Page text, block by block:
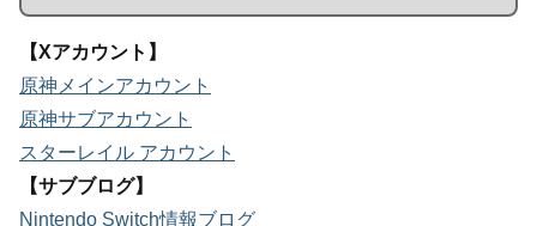
【Xアカウント】
原神メインアカウント
原神サブアカウント
スターレイル アカウント
【サブブログ】
Nintendo Switch情報ブログ